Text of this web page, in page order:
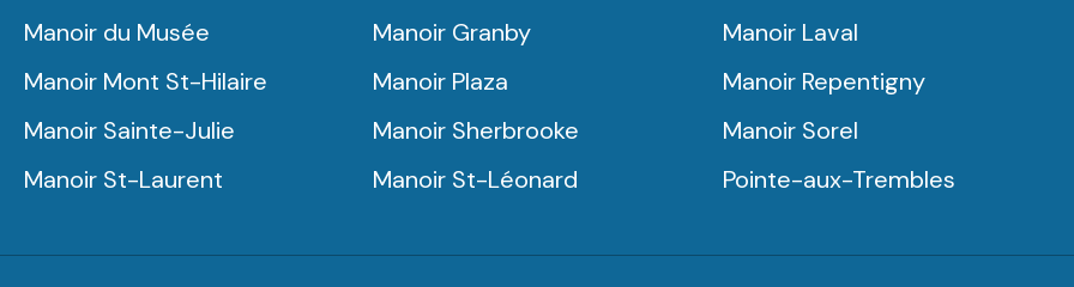
Manoir du Musée
Manoir Granby
Manoir Laval
Manoir Mont St-Hilaire
Manoir Plaza
Manoir Repentigny
Manoir Sainte-Julie
Manoir Sherbrooke
Manoir Sorel
Manoir St-Laurent
Manoir St-Léonard Pointe-aux-Trembles